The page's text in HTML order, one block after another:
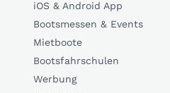
iOS & Android App
Bootsmessen & Events
Mietboote
Bootsfahrschulen
Werbung